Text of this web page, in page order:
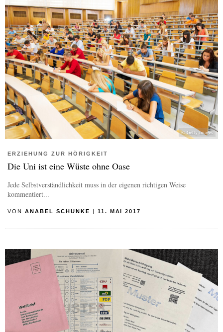
© Getty Images
ERZIEHUNG ZUR HÖRIGKEIT
Die Uni ist eine Wüste ohne Oase
Jede Selbstverständlichkeit muss in der eigenen richtigen Weise
kommentiert...
VON ANABEL SCHUNKE | 11. MAI 2017